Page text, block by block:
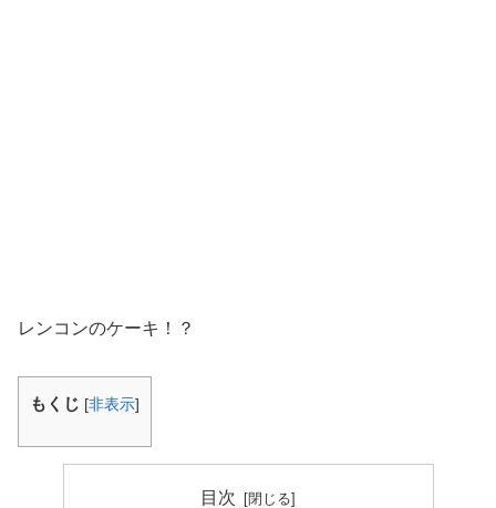
レンコンのケーキ！？
もくじ [非表示]
目次